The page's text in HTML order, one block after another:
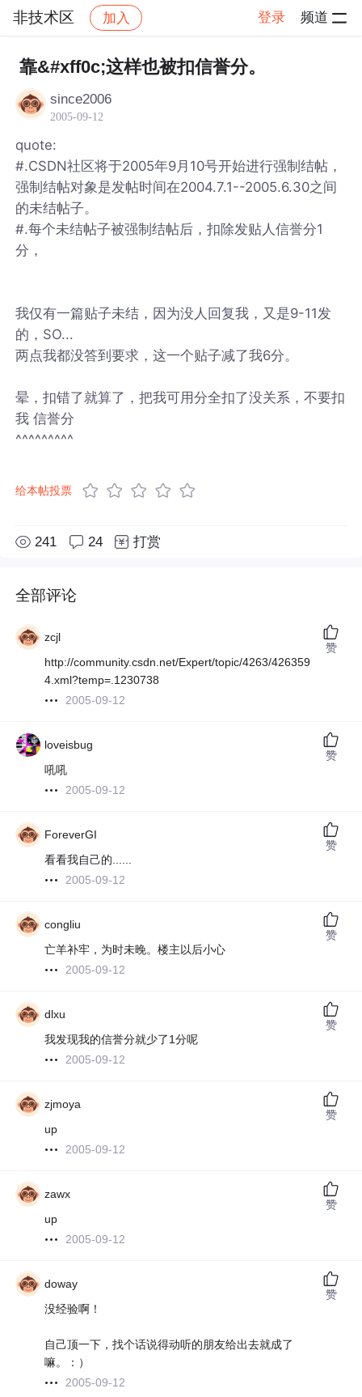
非技术区 加入 登录 频道
社区 非技术区 帖子详情
靠&#xff0c;这样也被扣信誉分。
since2006
2005-09-12
quote:
#.CSDN社区将于2005年9月10号开始进行强制结帖，
强制结帖对象是发帖时间在2004.7.1--2005.6.30之间
的未结帖子。
#.每个未结帖子被强制结帖后，扣除发贴人信誉分1
分，
我仅有一篇贴子未结，因为没人回复我，又是9-11发
的，SO...
两点我都没答到要求，这一个贴子减了我6分。
晕，扣错了就算了，把我可用分全扣了没关系，不要扣
我 信誉分
^^^^^^^^^
给本帖投票
241 24 打赏
全部评论
zcjl
http://community.csdn.net/Expert/topic/4263/426359
4.xml?temp=.1230738
2005-09-12
赞
loveisbug
吼吼
2005-09-12
赞
ForeverGI
看看我自己的......
2005-09-12
赞
congliu
亡羊补牢，为时未晚。楼主以后小心
2005-09-12
赞
dlxu
我发现我的信誉分就少了1分呢
2005-09-12
赞
zjmoya
up
2005-09-12
赞
zawx
up
2005-09-12
赞
doway
没经验啊！
自己顶一下，找个话说得动听的朋友给出去就成了
嘛。：）
2005-09-12
赞